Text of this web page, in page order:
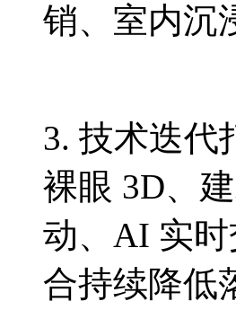
销、室内沉
3. 技术迭代
裸眼 3D、
动、AI 实
合持续降低